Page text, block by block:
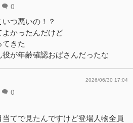
0
つ悪いの！？
かったんだけど
きた
が年齢確認おばさんだったな
0
2026/06/30 17:04
てで見たんですけど登場人物全員